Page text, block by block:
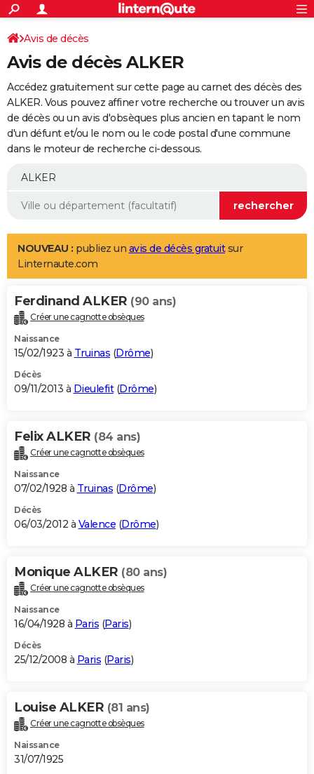
ACTUALITÉS
Politique
Société
Faits Divers
Education
Monde
Villes
+
SPORT
Coupe du monde 2026
Football
Tennis
Cyclisme
Rugby
Forum
Programme TV
TNT
Streaming
Cinéma
Sorties cinéma
Musique
+
FINANCE
Retraite
Impôts
Epargne
Immobilier
Risques naturels par ville
Banque
Assurance
Crédit
AUTO
Essais
Réserver un essai
Citadines
Berlines
SUV
Forum auto
+
Mobiles
Meilleur smartphone
Internet
Ordinateurs
Jeux vidéo
Guide high-tech
Aménagement intérieur
LIFESTYLE
Art de vivre
Bien-être
Loisirs
Mode
Modes de vie
Alimentation
Guide de la santé
Maladies
Médicaments
Sommeil
VOYAGE
Destinations
City break
Voyage nature
Voyage de noces
Forum
Climat
+PHOTO
GUIDES D'ACHAT
BONS PLANS
Carte de Noël
Carte Bonne année
Carte Saint-Valentin
Carte Pâques
Carte d'anniversaire
DICTIONNAIRE
Dictionnaire
Biographies
Citations
Expressions
Proverbes
PROGRAMME TV
S'inscrire
Se connecter
Lycées
Collèges
Primaires
Universités
Entreprises
Service militaire
Avis de recherche
AVIS DE DÉCÈS
Bricolage
Lifestyle
Culture
Sport
Auto
Television
Voyage
Cinema
Avis de décès
Avis de décès ALKER
Accédez gratuitement sur cette page au carnet des décès des
ALKER. Vous pouvez affiner votre recherche ou trouver un avis
de décès ou un avis d'obsèques plus ancien en tapant le nom
d'un défunt et/ou le nom ou le code postal d'une commune
dans le moteur de recherche ci-dessous.
NOUVEAU : publiez un avis de décès gratuitsur
Linternaute.com
Ferdinand ALKER (90 ans)
Créer une cagnotte obsèques
Naissance
15/02/1923 à Truinas (Drôme)
Décès
09/11/2013 à Dieulefit(Drôme)
Felix ALKER (84 ans)
Créer une cagnotte obsèques
Naissance
07/02/1928 à Truinas (Drôme)
Décès
06/03/2012 à Valence (Drôme)
Monique ALKER (80 ans)
Créer une cagnotte obsèques
Naissance
16/04/1928 à Paris (Paris)
Décès
25/12/2008 à Paris (Paris)
Louise ALKER (81 ans)
Créer une cagnotte obsèques
Naissance
31/07/1925